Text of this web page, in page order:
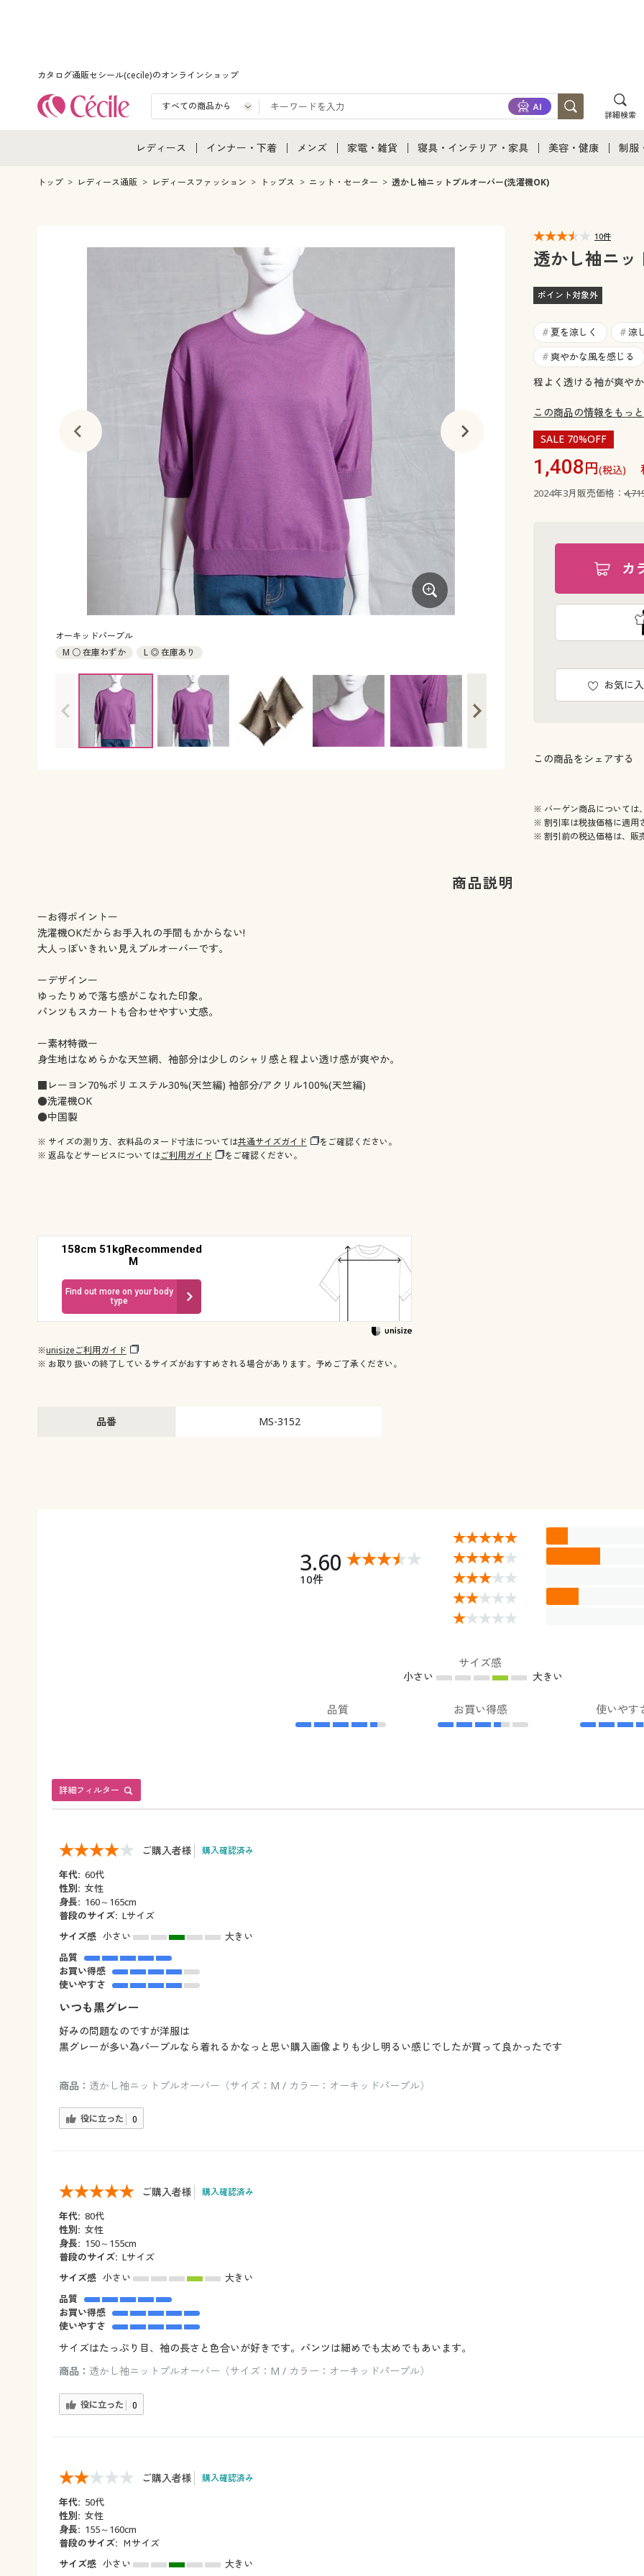
カタログ通販セシール(cecile)のオンラインショップ
詳細検索
レディース
レディース通販すべて
女性下着
インナー・下着
インナー・下着通販すべて
メンズ下着
ジュニア・ティーンズ下着
メンズ
メンズ通販すべて
メンズ下着
家電・雑貨
家電・雑貨すべて
キッチン・雑貨・日用品
寝具・インテリア・家具
寝具・インテリア・家具通販すべて
寝具・ベッド
カーテン・ラグ・ファブリック
美容・健康 制服
ジ
トップ レディース通販 レディースファッション トップス ニット・セーター 透かし袖ニットプルオーバー(洗濯機OK)
オーキッドパープル
M ○ 在庫わずか
L ◎ 在庫あり
オーキッドパープル
10件
透かし袖ニッ
ポイント対象外
# 夏を涼しく # 涼
# 爽やかな風を感じる
程よく透ける袖が爽や
この商品の情報をもっ
SALE 70%OFF
1,408円(税込)
2024年3月販売価格：
カ
お気に
この商品をシェアする
※ バーゲン商品については
※ 割引率は税抜価格に適用
※ 割引前の税込価格は、販
商品説明
ーお得ポイントー
洗濯機OKだからお手入れの手間もかからない!
大人っぽいきれい見えプルオーバーです。
ーデザインー
ゆったりめで落ち感がこなれた印象。
パンツもスカートも合わせやすい丈感。
ー素材特徴ー
身生地はなめらかな天竺網、袖部分は少しのシャリ感と程よい透け感が爽やか。
■レーヨン70%ポリエステル30%(天竺編) 袖部分/アクリル100%(天竺編)
●洗濯機OK
●中国製
※ サイズの測り方、衣料品のヌード寸法については共通サイズガイド
をご確認ください。
※ 返品などサービスについてはご利用ガイド をご確認ください。
158cm 51kgRecommended
M
Find out more on your body
type
※unisizeご利用ガイド
※ お取り扱いの終了しているサイズがおすすめされる場合があります。予めご了承ください。
品番 MS-3152
3.60
10件
サイズ感
小さい 大きい
品質 お買い得感 使いやす
詳細フィルター
ご購入者様 購入確認済み
年代: 60代
性別: 女性
身長: 160～165cm
普段のサイズ: Lサイズ
サイズ感 小さい
大きい
品質
お買い得感
使いやすさ
いつも黒グレー
好みの問題なのですが洋服は
黒グレーが多い為パープルなら着れるかなっと思い購入画像よりも少し明るい感じでしたが買って良かったです
商品： 透かし袖ニットプルオーバー（サイズ：M / カラー：オーキッドパープル）
役に立った 0
ご購入者様 購入確認済み
年代: 80代
性別: 女性
身長: 150～155cm
普段のサイズ: Lサイズ
サイズ感 小さい
大きい
品質
お買い得感
使いやすさ
サイズはたっぷり目、袖の長さと色合いが好きです。パンツは細めでも太めでもあいます。
商品： 透かし袖ニットプルオーバー（サイズ：M / カラー：オーキッドパープル）
役に立った 0
ご購入者様 購入確認済み
年代: 50代
性別: 女性
身長: 155～160cm
普段のサイズ: Ｍサイズ
サイズ感 小さい 大きい